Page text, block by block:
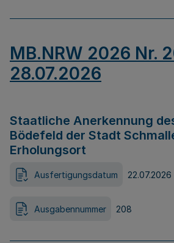
MB.NRW 2026 Nr.
28.07.2026
Staatliche Anerkennung
Bödefeld der Stadt
Erholungsort
Ausfertigungsdatum 22.07.2026
Ausgabennummer 208